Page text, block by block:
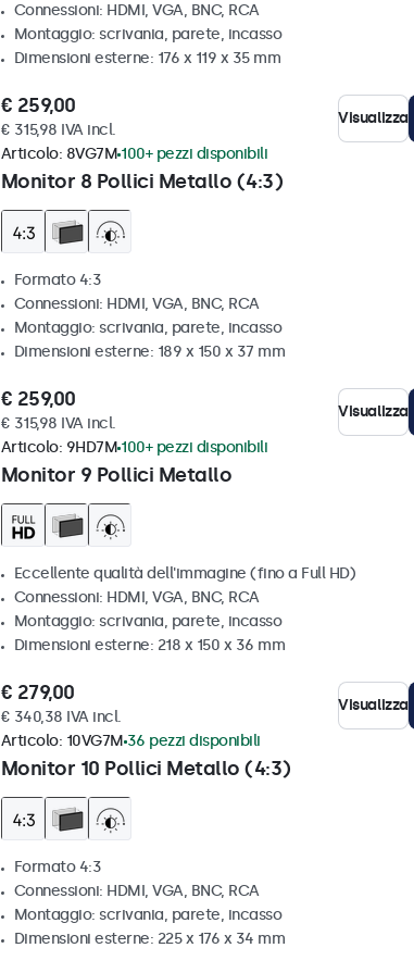
Connessioni: HDMI, VGA, BNC, RCA
Montaggio: scrivania, parete, incasso
Dimensioni esterne: 176 x 119 x 35 mm
€ 259,00
€ 315,98 IVA incl.
Visualizza
Monitor 8 Pollici Metallo (4:3)
Articolo: 8VG7M 100+ pezzi disponibili
Formato 4:3
Connessioni: HDMI, VGA, BNC, RCA
Montaggio: scrivania, parete, incasso
Dimensioni esterne: 189 x 150 x 37 mm
€ 259,00
€ 315,98 IVA incl.
Visualizza
Monitor 9 Pollici Metallo
Articolo: 9HD7M 100+ pezzi disponibili
Eccellente qualità dell'immagine (fino a Full HD)
Connessioni: HDMI, VGA, BNC, RCA
Montaggio: scrivania, parete, incasso
Dimensioni esterne: 218 x 150 x 36 mm
€ 279,00
€ 340,38 IVA incl.
Visualizza
Monitor 10 Pollici Metallo (4:3)
Articolo: 10VG7M 36 pezzi disponibili
Formato 4:3
Connessioni: HDMI, VGA, BNC, RCA
Montaggio: scrivania, parete, incasso
Dimensioni esterne: 225 x 176 x 34 mm